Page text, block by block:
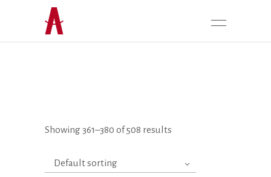
Showing 361–380 of 508 results
Default sorting